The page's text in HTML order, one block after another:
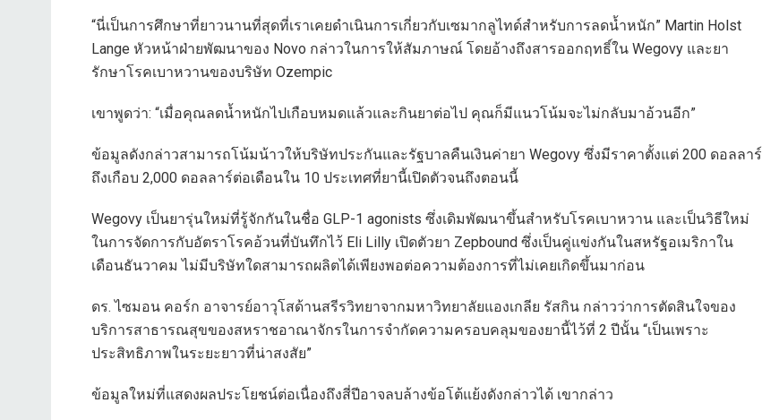
“นี่เป็นการศึกษาที่ยาวนานที่สุดที่เราเคยดำเนินการเกี่ยวกับเซมากลูไทด์สำหรับการลดน้ำหนัก” Martin Holst
Lange หัวหน้าฝ่ายพัฒนาของ Novo กล่าวในการให้สัมภาษณ์ โดยอ้างถึงสารออกฤทธิ์ใน Wegovy และยา
รักษาโรคเบาหวานของบริษัท Ozempic
เขาพูดว่า: “เมื่อคุณลดน้ำหนักไปเกือบหมดแล้วและกินยาต่อไป คุณก็มีแนวโน้มจะไม่กลับมาอ้วนอีก”
ข้อมูลดังกล่าวสามารถโน้มน้าวให้บริษัทประกันและรัฐบาลคืนเงินค่ายา Wegovy ซึ่งมีราคาตั้งแต่ 200 ดอลลาร์
ถึงเกือบ 2,000 ดอลลาร์ต่อเดือนใน 10 ประเทศที่ยานี้เปิดตัวจนถึงตอนนี้
Wegovy เป็นยารุ่นใหม่ที่รู้จักกันในชื่อ GLP-1 agonists ซึ่งเดิมพัฒนาขึ้นสำหรับโรคเบาหวาน และเป็นวิธีใหม่
ในการจัดการกับอัตราโรคอ้วนที่บันทึกไว้ Eli Lilly เปิดตัวยา Zepbound ซึ่งเป็นคู่แข่งกันในสหรัฐอเมริกาใน
เดือนธันวาคม ไม่มีบริษัทใดสามารถผลิตได้เพียงพอต่อความต้องการที่ไม่เคยเกิดขึ้นมาก่อน
ดร. ไซมอน คอร์ก อาจารย์อาวุโสด้านสรีรวิทยาจากมหาวิทยาลัยแองเกลีย รัสกิน กล่าวว่าการตัดสินใจของ
บริการสาธารณสุขของสหราชอาณาจักรในการจำกัดความครอบคลุมของยานี้ไว้ที่ 2 ปีนั้น “เป็นเพราะ
ประสิทธิภาพในระยะยาวที่น่าสงสัย”
ข้อมูลใหม่ที่แสดงผลประโยชน์ต่อเนื่องถึงสี่ปีอาจลบล้างข้อโต้แย้งดังกล่าวได้ เขากล่าว